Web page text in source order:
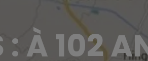
À 102